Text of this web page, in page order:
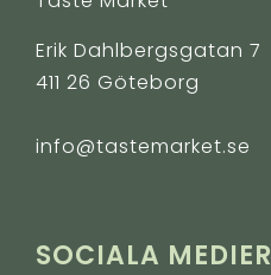
Erik Dahlbergsgatan 7
411 26 Göteborg
info@tastemarket.se
SOCIALA MEDIER